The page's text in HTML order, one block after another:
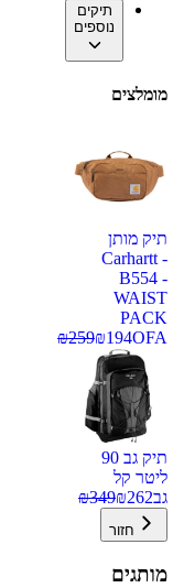
תיקים
נוספים
מומלצים
תיק מותן
Carhartt -
B554 -
WAIST
PACK
OFA
₪194
₪259
תיק גב 90
ליטר קל
גב
₪262
₪349
חזור
מותגים